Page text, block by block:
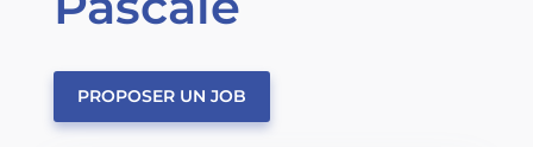
PROPOSER UN JOB